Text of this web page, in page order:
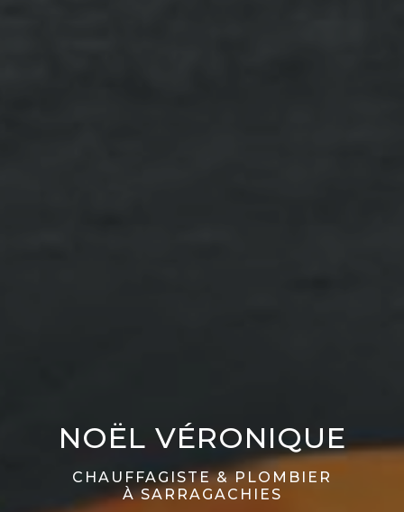
NOËL VÉRONIQUE
CHAUFFAGISTE & PLOMBIER
À SARRAGACHIES